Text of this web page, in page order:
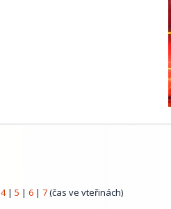
4| 5 | 6 | 7(čas ve vteřinách)